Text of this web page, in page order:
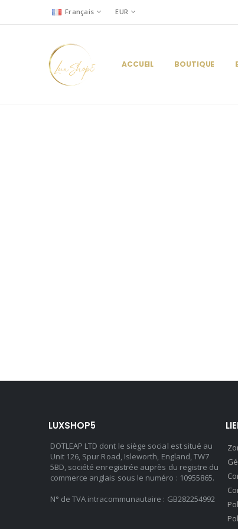
Français EUR
ACCUEIL BOUTIQUE
LUXSHOP5
DOTLEAP LTD dont le siège social est situé au
Unit 126, Spur Road, Isleworth, England, TW7
5BD, société enregistrée auprès du registre du
commerce anglais sous le numéro : 10955865.
N° de TVA intracommunautaire : GB282254992